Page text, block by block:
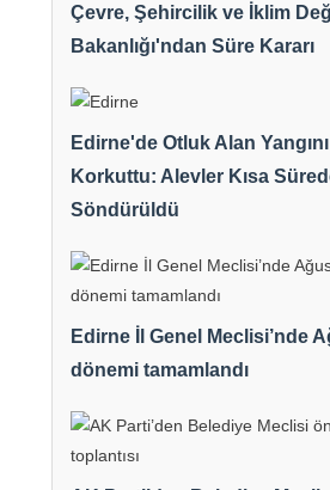
Çevre, Şehircilik ve İklim
Bakanlığı'ndan Süre Kararı
Edirne'de Otluk Alan Yangını
Korkuttu: Alevler Kısa
Söndürüldü
Edirne İl Genel Meclisi’nde
dönemi tamamlandı